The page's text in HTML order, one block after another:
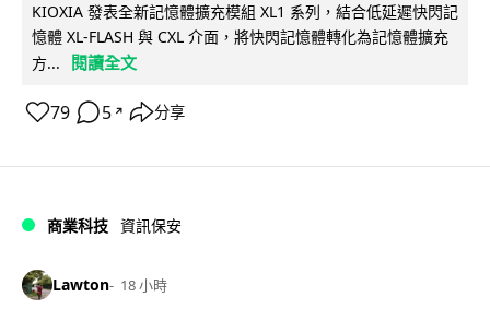
KIOXIA 發表全新記憶體擴充模組 XL1 系列，結合低延遲快閃記
憶體 XL-FLASH 與 CXL 介面，將快閃記憶體轉化為記憶體擴充
方...
閱讀全文
79 5 ↗ 分享
商業科技 資訊保安
Lawton 18 小時